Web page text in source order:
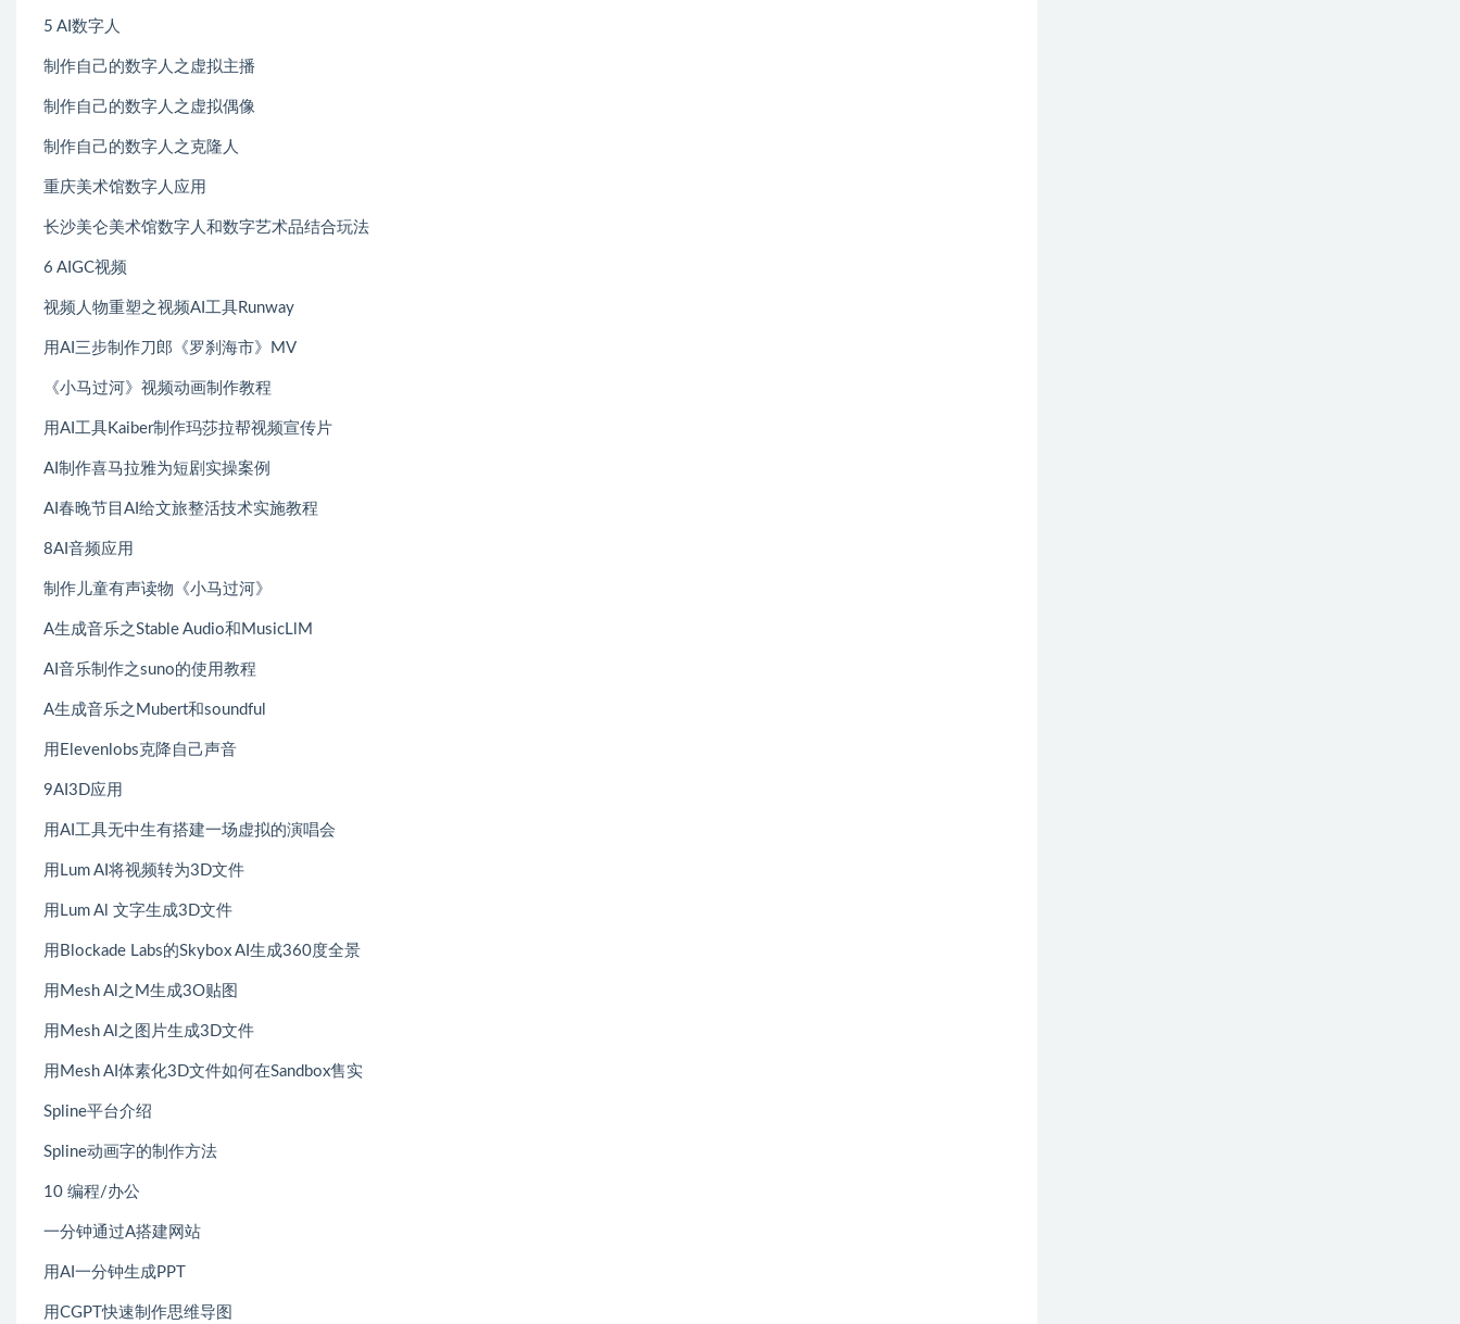
5 AI数字人
制作自己的数字人之虚拟主播
制作自己的数字人之虚拟偶像
制作自己的数字人之克隆人
重庆美术馆数字人应用
长沙美仑美术馆数字人和数字艺术品结合玩法
6 AIGC视频
视频人物重塑之视频AI工具Runway
用AI三步制作刀郎《罗刹海市》MV
《小马过河》视频动画制作教程
用AI工具Kaiber制作玛莎拉帮视频宣传片
AI制作喜马拉雅为短剧实操案例
AI春晚节目AI给文旅整活技术实施教程
8AI音频应用
制作儿童有声读物《小马过河》
A生成音乐之Stable Audio和MusicLlM
AI音乐制作之suno的使用教程
A生成音乐之Mubert和soundful
用Elevenlobs克降自己声音
9AI3D应用
用AI工具无中生有搭建一场虚拟的演唱会
用Lum AI将视频转为3D文件
用Lum Al 文字生成3D文件
用Blockade Labs的Skybox AI生成360度全景
用Mesh Al之M生成3O贴图
用Mesh Al之图片生成3D文件
用Mesh AI体素化3D文件如何在Sandbox售实
Spline平台介绍
Spline动画字的制作方法
10 编程/办公
一分钟通过A搭建网站
用AI一分钟生成PPT
用CGPT快速制作思维导图